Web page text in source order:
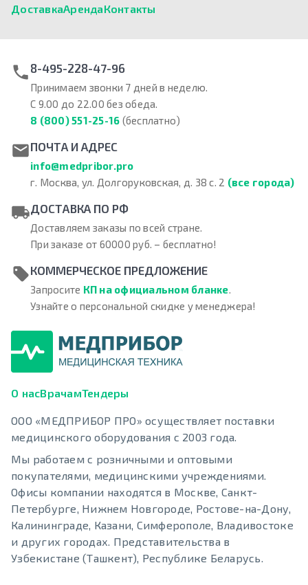
ДоставкаАрендаКонтакты
8-495-228-47-96
Принимаем звонки 7 дней в неделю.
С 9.00 до 22.00 без обеда.
8 (800) 551-25-16 (бесплатно)
ПОЧТА И АДРЕС
info@medpribor.pro
г. Москва, ул. Долгоруковская, д. 38 с. 2 (все города)
ДОСТАВКА ПО РФ
Доставляем заказы по всей стране.
При заказе от 60000 руб. – бесплатно!
КОММЕРЧЕСКОЕ ПРЕДЛОЖЕНИЕ
Запросите КП на официальном бланке.
Узнайте о персональной скидке у менеджера!
О насВрачамТендеры
ООО «МЕДПРИБОР ПРО» осуществляет поставки
медицинского оборудования с 2003 года.
Мы работаем с розничными и оптовыми
покупателями, медицинскими учреждениями.
Офисы компании находятся в Москве, Санкт-
Петербурге, Нижнем Новгороде, Ростове-на-Дону,
Калининграде, Казани, Симферополе, Владивостоке
и других городах. Представительства в
Узбекистане (Ташкент), Республике Беларусь.